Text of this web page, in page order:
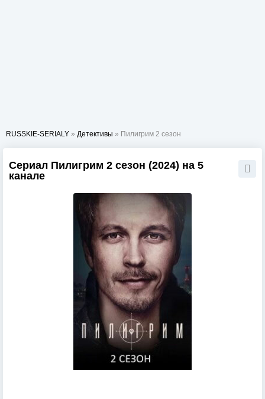
RUSSKIE-SERIALY » Детективы » Пилигрим 2 сезон
Сериал Пилигрим 2 сезон (2024) на 5
канале